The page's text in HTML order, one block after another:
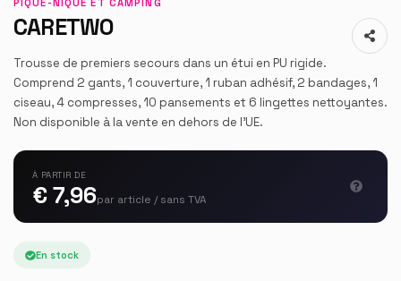
PIQUE-NIQUE ET CAMPING
CARETWO
Trousse de premiers secours dans un étui en PU rigide.
Comprend 2 gants, 1 couverture, 1 ruban adhésif, 2 bandages, 1
ciseau, 4 compresses, 10 pansements et 6 lingettes nettoyantes.
Non disponible à la vente en dehors de l'UE.
À PARTIR DE
€ 7,96par article / sans TVA
En stock